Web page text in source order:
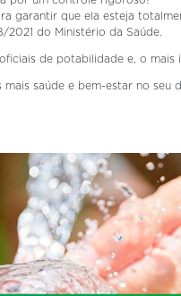
garantir que ela esteja
do Ministério da Saúde.
de potabilidade e, o mais
saúde e bem-estar no seu